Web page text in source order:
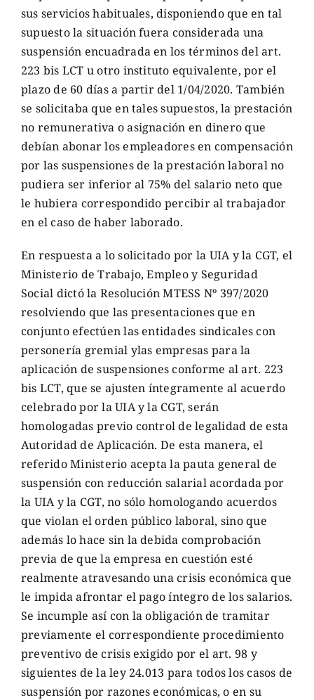
sus servicios habituales, disponiendo que en tal
supuesto la situación fuera considerada una
suspensión encuadrada en los términos del art.
223 bis LCT u otro instituto equivalente, por el
plazo de 60 días a partir del 1/04/2020. También
se solicitaba que en tales supuestos, la prestación
no remunerativa o asignación en dinero que
debían abonar los empleadores en compensación
por las suspensiones de la prestación laboral no
pudiera ser inferior al 75% del salario neto que
le hubiera correspondido percibir al trabajador
en el caso de haber laborado.
En respuesta a lo solicitado por la UIA y la CGT, el
Ministerio de Trabajo, Empleo y Seguridad
Social dictó la Resolución MTESS Nº 397/2020
resolviendo que las presentaciones que en
conjunto efectúen las entidades sindicales con
personería gremial ylas empresas para la
aplicación de suspensiones conforme al art. 223
bis LCT, que se ajusten íntegramente al acuerdo
celebrado por la UIA y la CGT, serán
homologadas previo control de legalidad de esta
Autoridad de Aplicación. De esta manera, el
referido Ministerio acepta la pauta general de
suspensión con reducción salarial acordada por
la UIA y la CGT, no sólo homologando acuerdos
que violan el orden público laboral, sino que
además lo hace sin la debida comprobación
previa de que la empresa en cuestión esté
realmente atravesando una crisis económica que
le impida afrontar el pago íntegro de los salarios.
Se incumple así con la obligación de tramitar
previamente el correspondiente procedimiento
preventivo de crisis exigido por el art. 98 y
siguientes de la ley 24.013 para todos los casos de
suspensión por razones económicas, o en su